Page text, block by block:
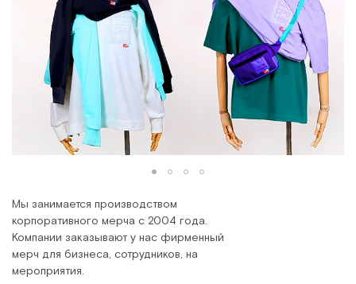
Мы занимается производством
корпоративного мерча с 2004 года.
Компании заказывают у нас фирменный
мерч для бизнеса, сотрудников, на
мероприятия.